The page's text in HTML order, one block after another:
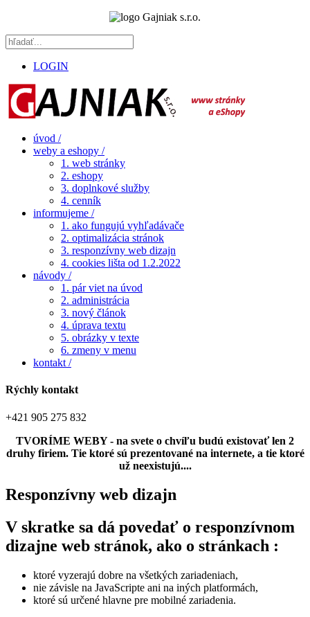
LOGIN
úvod /
weby a eshopy /
1. web stránky
2. eshopy
3. doplnkové služby
4. cenník
informujeme /
1. ako fungujú vyhľadávače
2. optimalizácia stránok
3. responzívny web dizajn
4. cookies lišta od 1.2.2022
návody /
1. pár viet na úvod
2. administrácia
3. nový článok
4. úprava textu
5. obrázky v texte
6. zmeny v menu
kontakt /
Rýchly kontakt
+421 905 275 832
TVORÍME WEBY - na svete o chvíľu budú existovať len 2
druhy firiem. Tie ktoré sú prezentované na internete, a tie ktoré
už neexistujú....
Responzívny web dizajn
V skratke sa dá povedať o responzívnom
dizajne web stránok, ako o stránkach :
ktoré vyzerajú dobre na všetkých zariadeniach,
nie závisle na JavaScripte ani na iných platformách,
ktoré sú určené hlavne pre mobilné zariadenia.